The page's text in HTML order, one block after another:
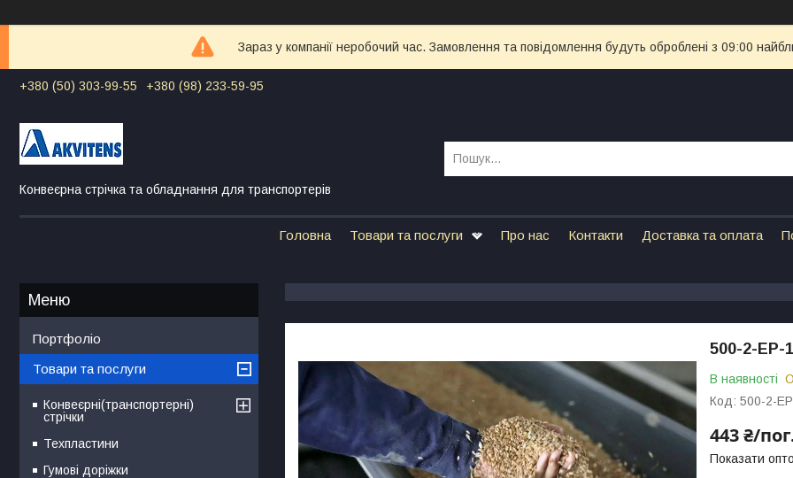
Зараз у компанії неробочий час. Замовлення та повідомлення будуть оброблені з 09:00
+380 (50) 303-99-55 +380 (98) 233-59-95
Конвеєрна стрічка та обладнання для транспортерів
Головна Товари та послуги Про нас Контакти Доставка та оплата
500-2-ЕР-
В наявності
Код: 500-2-
443 ₴/
Показати
Портфоліо
Товари та послуги
Конвеєрні(транспортерні)
стрічки
Техпластини
Гумові доріжки